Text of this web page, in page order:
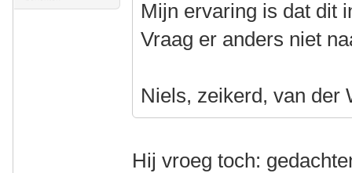
Mijn ervaring is dat dit
Vraag er anders niet
Niels, zeikerd, van der
Hij vroeg toch: